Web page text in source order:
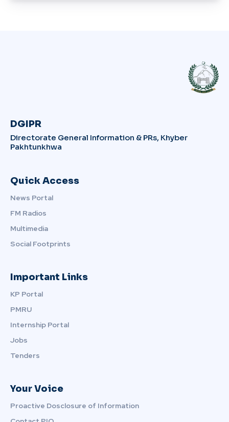
DGIPR
Directorate General Information & PRs, Khyber
Pakhtunkhwa
Quick Access
News Portal
FM Radios
Multimedia
Social Footprints
Important Links
KP Portal
PMRU
Internship Portal
Jobs
Tenders
Your Voice
Proactive Dosclosure of Information